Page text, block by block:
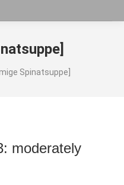
Spinatsuppe]
moderately